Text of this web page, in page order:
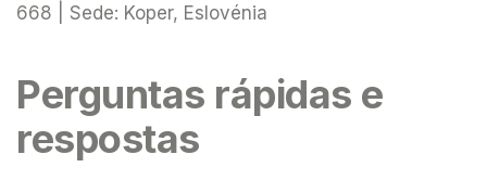
668 | Sede: Koper, Eslovénia
Perguntas rápidas e
respostas